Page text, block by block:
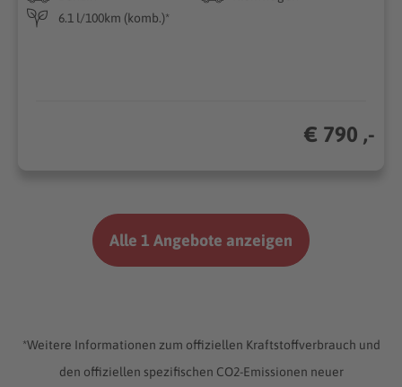
6.1 l/100km (komb.)*
€ 790 ,-
Alle 1 Angebote anzeigen
*Weitere Informationen zum offiziellen Kraftstoffverbrauch und
den offiziellen spezifischen CO2-Emissionen neuer